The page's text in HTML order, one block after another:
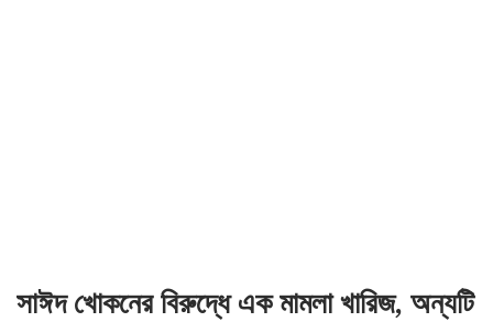
সাঈদ খোকনের বিরুদ্ধে এক মামলা খারিজ, অন্যটি